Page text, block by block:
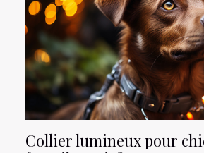
Collier lumineux pour